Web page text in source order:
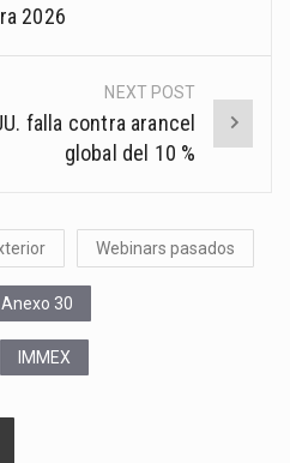
2026
NEXT POST
falla contra arancel
global del 10 %
Webinars pasados
Anexo 30
IMMEX